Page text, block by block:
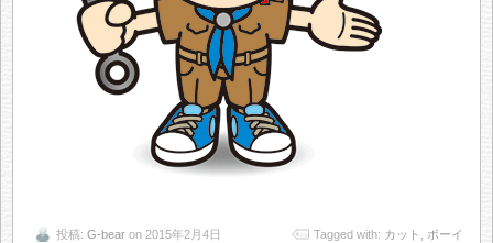
投稿: G-bear on 2015年2月4日 Tagged with: カット ボーイ